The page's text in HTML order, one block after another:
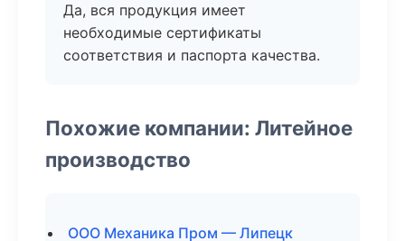
Да, вся продукция имеет
необходимые сертификаты
соответствия и паспорта качества.
Похожие компании: Литейное
производство
ООО Механика Пром — Липецк